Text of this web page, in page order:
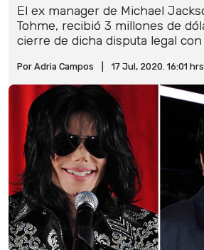
El ex manager de Michael
Tohme, recibió 3 millones de
cierre de dicha disputa legal con
Por Adria Campos 17 Jul, 2020. 16:01 hrs